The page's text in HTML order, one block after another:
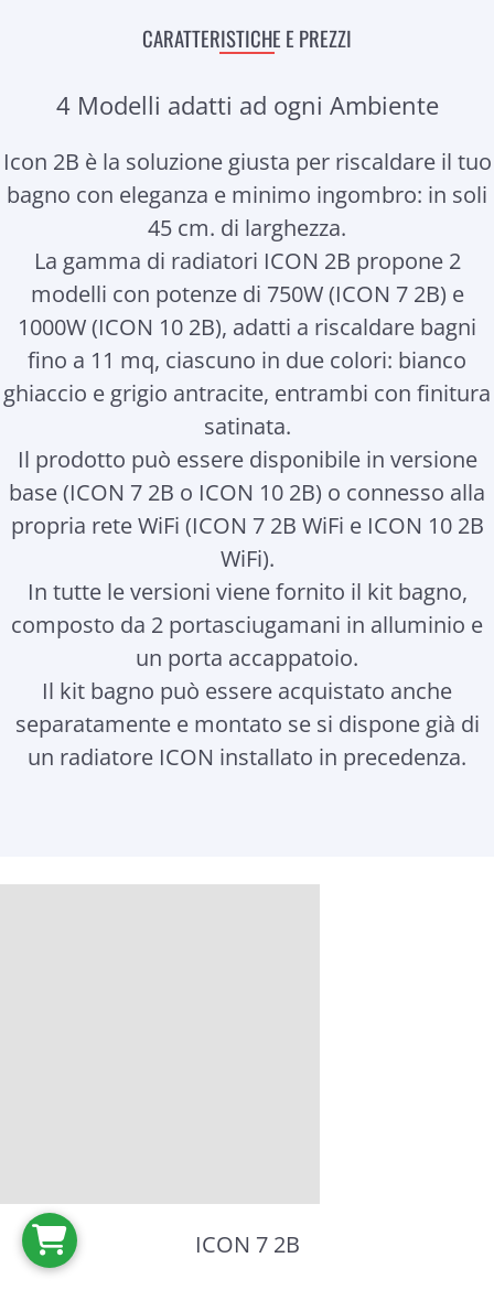
CARATTERISTICHE E PREZZI
4 Modelli adatti ad ogni Ambiente
Icon 2B è la soluzione giusta per riscaldare il tuo
bagno con eleganza e minimo ingombro: in soli
45 cm. di larghezza.
La gamma di radiatori ICON 2B propone 2
modelli con potenze di 750W (ICON 7 2B) e
1000W (ICON 10 2B), adatti a riscaldare bagni
fino a 11 mq, ciascuno in due colori: bianco
ghiaccio e grigio antracite, entrambi con finitura
satinata.
Il prodotto può essere disponibile in versione
base (ICON 7 2B o ICON 10 2B) o connesso alla
propria rete WiFi (ICON 7 2B WiFi e ICON 10 2B
WiFi).
In tutte le versioni viene fornito il kit bagno,
composto da 2 portasciugamani in alluminio e
un porta accappatoio.
Il kit bagno può essere acquistato anche
separatamente e montato se si dispone già di
un radiatore ICON installato in precedenza.
ICON 7 2B